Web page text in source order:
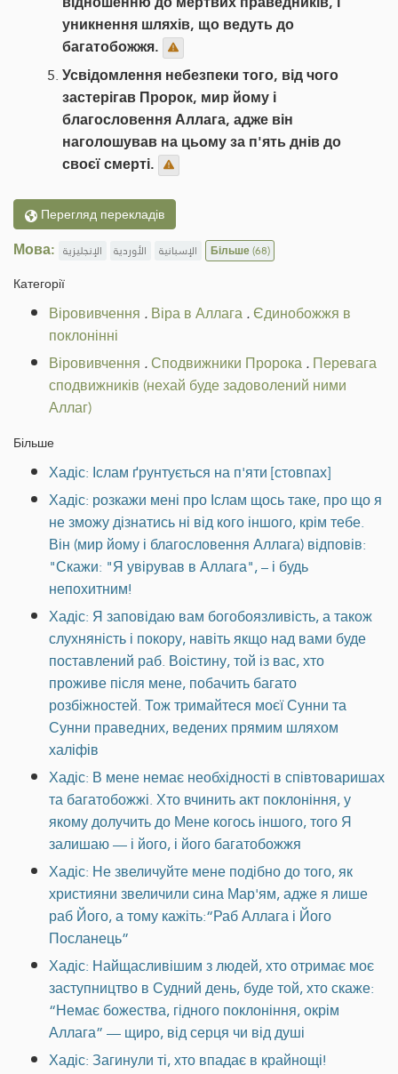
уникнення шляхів, що ведуть до
багатобожжя.
Усвідомлення небезпеки того, від чого
застерігав Пророк, мир йому і
благословення Аллага, адже він
наголошував на цьому за п'ять днів до
своєї смерті.
Перегляд перекладів
Мова: الإنجليزية الأوردية الإسبانية Більше(68)
Категорії
Віровивчення .Віра в Аллага.Єдинобожжя в
поклонінні
Віровивчення .Сподвижники Пророка.Перевага
сподвижників (нехай буде задоволений ними
Аллаг)
Більше
Хадіс: Іслам ґрунтується на п'яти [стовпах]
Хадіс: розкажи мені про Іслам щось таке, про що я
не зможу дізнатись ні від кого іншого, крім тебе.
Він (мир йому і благословення Аллага) відповів:
"Скажи: "Я увірував в Аллага", – і будь
непохитним!
Хадіс: Я заповідаю вам богобоязливість, а також
слухняність і покору, навіть якщо над вами буде
поставлений раб. Воістину, той із вас, хто
проживе після мене, побачить багато
розбіжностей. Тож тримайтеся моєї Сунни та
Сунни праведних, ведених прямим шляхом
халіфів
Хадіс: В мене немає необхідності в співтоваришах
та багатобожжі. Хто вчинить акт поклоніння, у
якому долучить до Мене когось іншого, того Я
залишаю — і його, і його багатобожжя
Хадіс: Не звеличуйте мене подібно до того, як
християни звеличили сина Мар'ям, адже я лише
раб Його, а тому кажіть:“Раб Аллага і Його
Посланець”
Хадіс: Найщасливішим з людей, хто отримає моє
заступництво в Судний день, буде той, хто скаже:
“Немає божества, гідного поклоніння, окрім
Аллага” — щиро, від серця чи від душі
Хадіс: Загинули ті, хто впадає в крайнощі!